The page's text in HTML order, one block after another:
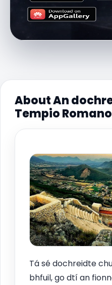
About An
Tempio
Tá sé dochreidte
bhfuil, go dtí an